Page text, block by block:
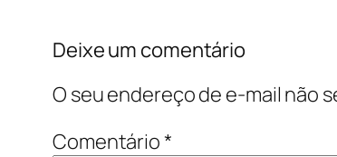
Deixe um comentário
O seu endereço de e-mail não
Comentário*